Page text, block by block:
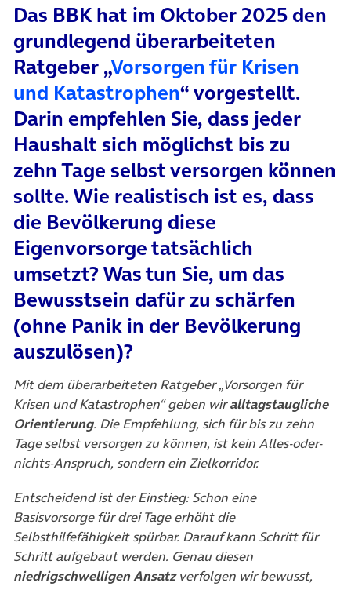
Das BBK hat im Oktober 2025 den
grundlegend überarbeiteten
Ratgeber „Vorsorgen für Krisen
und Katastrophen(öffnet in neuem
“ vorgestellt.
Darin empfehlen Sie, dass jeder
Haushalt sich möglichst bis zu
zehn Tage selbst versorgen können
sollte. Wie realistisch ist es, dass
die Bevölkerung diese
Eigenvorsorge tatsächlich
umsetzt? Was tun Sie, um das
Bewusstsein dafür zu schärfen
(ohne Panik in der Bevölkerung
auszulösen)?
Mit dem überarbeiteten Ratgeber „Vorsorgen für
Krisen und Katastrophen“ geben wiralltagstaugliche
Orientierung. Die Empfehlung, sich für bis zu zehn
Tage selbst versorgen zu können, ist kein Alles-oder-
nichts-Anspruch, sondern ein Zielkorridor.
Entscheidend ist der Einstieg: Schon eine
Basisvorsorge für drei Tage erhöht die
Selbsthilfefähigkeit spürbar. Darauf kann Schritt für
Schritt aufgebaut werden. Genau diesen
niedrigschwelligen Ansatzverfolgen wir bewusst,